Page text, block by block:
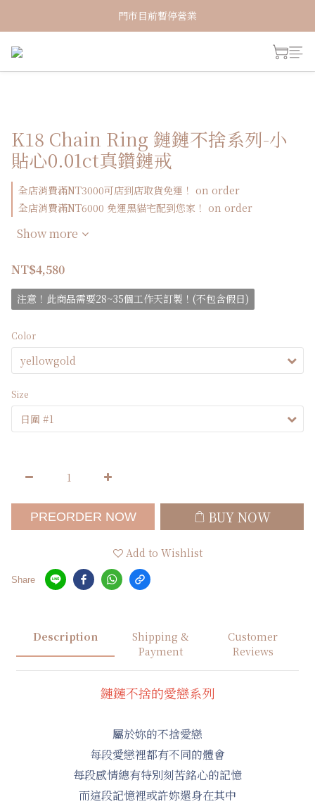
新加入會員！即享有NT150購物金
門市目前暫停營業
K18 Chain Ring 鏈鏈不捨系列-小
貼心0.01ct真鑽鏈戒
全店消費滿NT3000可店到店取貨免運！ on order
全店消費滿NT6000 免運黑貓宅配到您家！ on order
Show more
NT$4,580
注意！此商品需要28~35個工作天訂製！(不包含假日)
Color
Size
PREORDER NOW BUY NOW
Add to Wishlist
Share
Description
Shipping &
Payment
Customer
Reviews
鏈鏈不捨的愛戀系列
屬於妳的不捨愛戀
每段愛戀裡都有不同的體會
每段感情總有特別刻苦銘心的記憶
而這段記憶裡或許妳還身在其中